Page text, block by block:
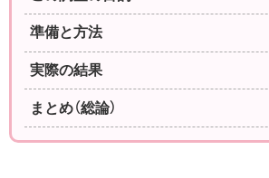
準備と方法
実際の結果
まとめ（総論）